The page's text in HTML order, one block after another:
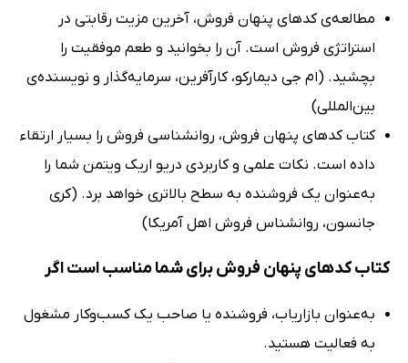
مطالعه‌ی کدهای پنهان فروش، آخرین مزیت رقابتی در
استراتژی فروش است. آن را بخوانید و طعم موفقیت را
بچشید. (ام جی دیمارکو، کارآفرین، سرمایه‌گذار و نویسنده‌ی
بین‌المللی)
کتاب کدهای پنهان فروش، روانشناسی فروش را بسیار ارتقاء
داده است. نکات علمی و کاربردی دریو اریک ویتمن شما را
به‌عنوان یک فروشنده به سطح بالاتری خواهد برد. (کری
جانسون، روانشناس فروش اهل آمریکا)
کتاب کدهای پنهان فروش برای شما مناسب است اگر
به‌عنوان بازاریاب، فروشنده یا صاحب یک کسب‌وکار مشغول
به فعالیت هستید.